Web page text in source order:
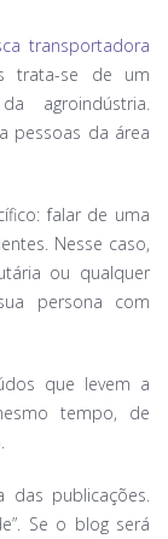
transportadora
trata-se de um
agroindústria.
pessoas da área
falar de uma
Nesse caso,
ou qualquer
persona com
que levem a
tempo, de
publicações.
Se o blog será